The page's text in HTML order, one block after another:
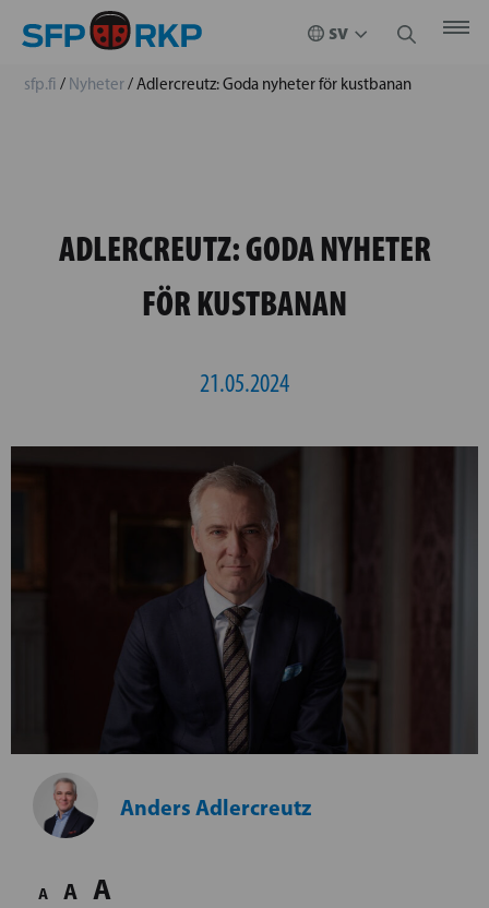
sfp.fi / Nyheter/Adlercreutz: Goda nyheter för kustbanan
ADLERCREUTZ: GODA NYHETER
FÖR KUSTBANAN
21.05.2024
Anders Adlercreutz
A A A